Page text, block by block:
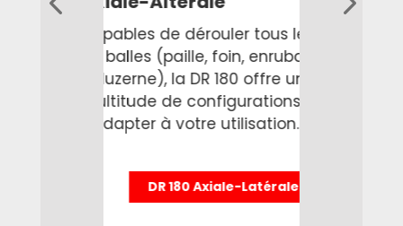
Pour faciliter votre travail de
distribution et de paillage, cette
dérouleuse de moins de 500 kg a
été spécialement conçue pour les
valets de ferme, chargeurs et petits
tracteurs.
DR 170 Latérale